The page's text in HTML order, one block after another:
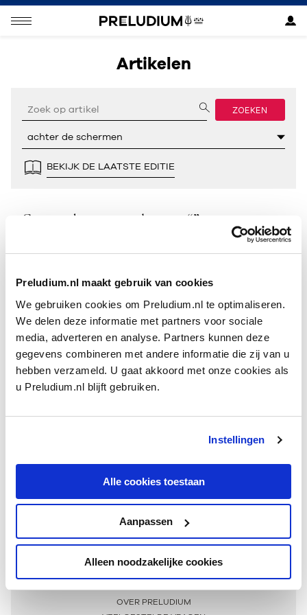
Preludium.nl maakt gebruik van cookies
We gebruiken cookies om Preludium.nl te optimaliseren.
We delen deze informatie met partners voor sociale
media, adverteren en analyse. Partners kunnen deze
gegevens combineren met andere informatie die zij van u
hebben verzameld. U gaat akkoord met onze cookies als
u Preludium.nl blijft gebruiken.
Instellingen
Alle cookies toestaan
Aanpassen
Alleen noodzakelijke cookies
Artikelen
ZOEKEN
BEKIJK DE LAATSTE EDITIE
Geen resultaten gevonden voor “”.
Meer informatie
OVER PRELUDIUM